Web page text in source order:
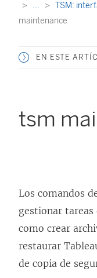
...
TSM:
maintenance
EN ESTE
tsm
Los comandos
gestionar
como crear
restaurar
de copia de